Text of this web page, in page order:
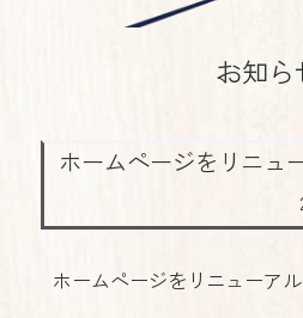
お知ら
ホームページをリニュ
ホームページをリニューアル